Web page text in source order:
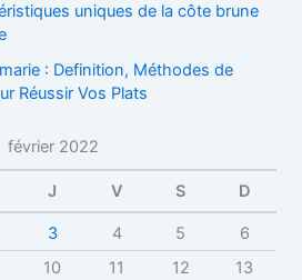
uniques de la côte brune
: Definition, Méthodes de
Réussir Vos Plats
février 2022
J V S D
3 4 5
6
10 11 12
13